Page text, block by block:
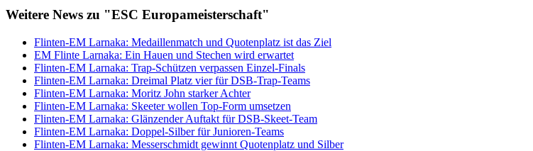
Weitere News zu "ESC Europameisterschaft"
Flinten-EM Larnaka: Medaillenmatch und Quotenplatz ist das Ziel
EM Flinte Larnaka: Ein Hauen und Stechen wird erwartet
Flinten-EM Larnaka: Trap-Schützen verpassen Einzel-Finals
Flinten-EM Larnaka: Dreimal Platz vier für DSB-Trap-Teams
Flinten-EM Larnaka: Moritz John starker Achter
Flinten-EM Larnaka: Skeeter wollen Top-Form umsetzen
Flinten-EM Larnaka: Glänzender Auftakt für DSB-Skeet-Team
Flinten-EM Larnaka: Doppel-Silber für Junioren-Teams
Flinten-EM Larnaka: Messerschmidt gewinnt Quotenplatz und Silber